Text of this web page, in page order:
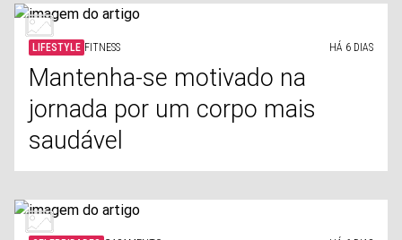
LIFESTYLE FITNESS HÁ 6 DIAS
Mantenha-se motivado na
jornada por um corpo mais
saudável